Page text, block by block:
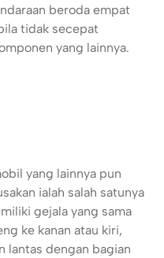
beroda empat
tidak secepat
yang lainnya.
yang lainnya pun
ialah salah satunya
gejala yang sama
ke kanan atau kiri,
lantas dengan bagian